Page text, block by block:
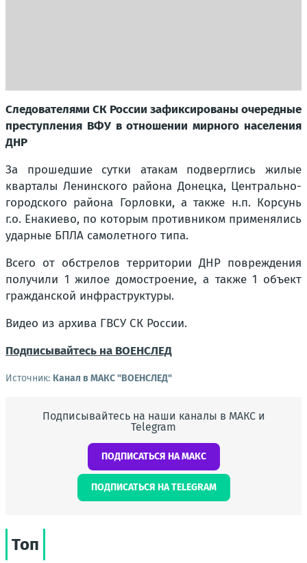
Следователями СК России зафиксированы очередные
преступления ВФУ в отношении мирного населения
ДНР
За прошедшие сутки атакам подверглись жилые
кварталы Ленинского района Донецка, Центрально-
городского района Горловки, а также н.п. Корсунь
г.о. Енакиево, по которым противником применялись
ударные БПЛА самолетного типа.
Всего от обстрелов территории ДНР повреждения
получили 1 жилое домостроение, а также 1 объект
гражданской инфраструктуры.
Видео из архива ГВСУ СК России.
Подписывайтесь на ВОЕНСЛЕД
Источник: Канал в МАКС "ВОЕНСЛЕД"
Подписывайтесь на наши каналы в МАКС и
Telegram
ПОДПИСАТЬСЯ НА МАКС
ПОДПИСАТЬСЯ НА TELEGRAM
Топ